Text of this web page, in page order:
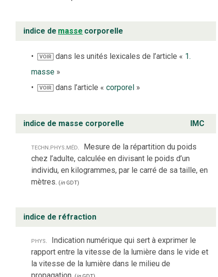
indice de masse corporelle
VOIR dans les unités lexicales de l’article « 1.
masse »
VOIR dans l’article «corporel »
indice de masse corporelle IMC
techn.phys.méd.
Mesure de la répartition du poids
chez l’adulte, calculée en divisant le poids d’un
individu, en kilogrammes, par le carré de sa taille, en
mètres. (inGDT)
indice de réfraction
phys.
Indication numérique qui sert à exprimer le
rapport entre la vitesse de la lumière dans le vide et
la vitesse de la lumière dans le milieu de